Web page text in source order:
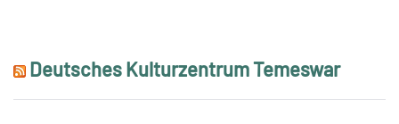
Deutsches Kulturzentrum Temeswar